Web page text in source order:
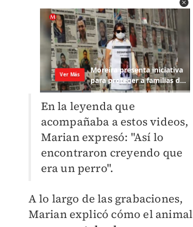
En la leyenda que
acompañaba a estos videos,
Marian expresó: "Así lo
encontraron creyendo que
era un perro".
A lo largo de las grabaciones,
Marian explicó cómo el animal